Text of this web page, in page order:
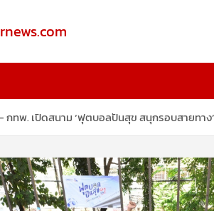
ส์
กทพ. เปิดสนาม ‘ฟุตบอลปันสุข สนุกรอบสายท